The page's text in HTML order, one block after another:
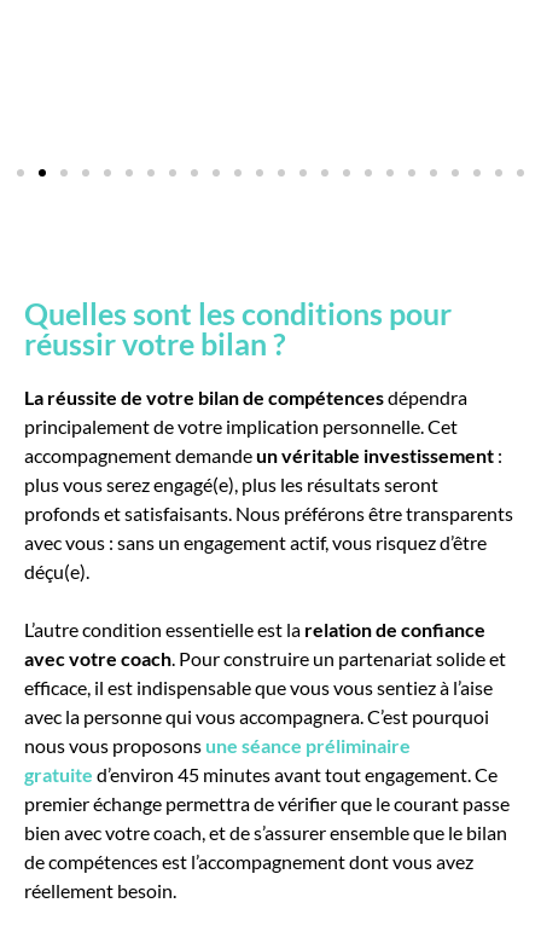
Quelles sont les conditions pour
réussir votre bilan ?
La réussite de votre bilan de compétencesdépendra
principalement de votre implication personnelle. Cet
accompagnement demandeun véritable investissement :
plus vous serez engagé(e), plus les résultats seront
profonds et satisfaisants. Nous préférons être transparents
avec vous : sans un engagement actif, vous risquez d’être
déçu(e).
L’autre condition essentielle est la relation de confiance
avec votre coach. Pour construire un partenariat solide et
efficace, il est indispensable que vous vous sentiez à l’aise
avec la personne qui vous accompagnera. C’est pourquoi
nous vous proposons une séance préliminaire
gratuite d’environ 45 minutes avant tout engagement. Ce
premier échange permettra de vérifier que le courant passe
bien avec votre coach, et de s’assurer ensemble que le bilan
de compétences est l’accompagnement dont vous avez
réellement besoin.